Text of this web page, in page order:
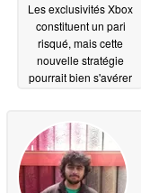
Les exclusivités Xbox
constituent un pari
risqué, mais cette
nouvelle stratégie
pourrait bien s'avérer